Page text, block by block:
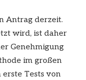
Antrag derzeit.
wird, ist daher
Genehmigung
im großen
Tests von